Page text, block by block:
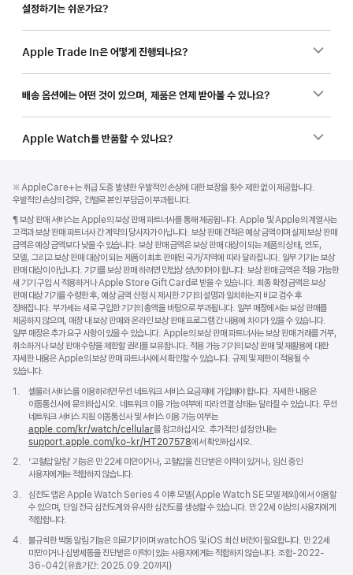
설정하기는 쉬운가요?
Apple Trade In은 어떻게 진행되나요?
배송 옵션에는 어떤 것이 있으며, 제품은 언제 받아볼 수 있나요?
Apple Watch를 반품할 수 있나요?
각주
※ AppleCare+는 취급 도중 발생한 우발적인 손상에 대한 보장을 횟수 제한 없이 제공합니다.
우발적인 손상의 경우, 건별로 본인 부담금이 부과됩니다.
각주
¶ 보상 판매 서비스는 Apple의 보상 판매 파트너사를 통해 제공됩니다. Apple 및 Apple의 계열사는
고객과 보상 판매 파트너사 간 계약의 당사자가 아닙니다. 보상 판매 견적은 예상 금액이며 실제 보상 판매
금액은 예상 금액보다 낮을 수 있습니다. 보상 판매 금액은 보상 판매 대상이 되는 제품의 상태, 연도,
모델, 그리고 보상 판매 대상이 되는 제품이 최초 판매된 국가/지역에 따라 달라집니다. 일부 기기는 보상
판매 대상이 아닙니다. 기기를 보상 판매 하려면 민법상 성년이어야 합니다. 보상 판매 금액은 적용 가능한
새 기기 구입 시 적용하거나 Apple Store Gift Card로 받을 수 있습니다. 최종 확정 금액은 보상
판매 대상 기기를 수령한 후, 예상 금액 산정 시 제시한 기기의 설명과 일치하는지 비교 검수 후
정해집니다. 부가세는 새로 구입한 기기의 총액을 바탕으로 부과됩니다. 일부 매장에서는 보상 판매를
제공하지 않으며, 매장 내 보상 판매와 온라인 보상 판매 프로그램 간 내용에 차이가 있을 수 있습니다.
일부 매장은 추가 요구 사항이 있을 수 있습니다. Apple의 보상 판매 파트너사는 보상 판매 거래를 거부,
취소하거나 보상 판매 수량을 제한할 권리를 보유합니다. 적용 가능 기기의 보상 판매 및 재활용에 대한
자세한 내용은 Apple의 보상 판매 파트너사에서 확인할 수 있습니다. 규제 및 제한이 적용될 수
있습니다.
각주
1.
셀룰러 서비스를 이용하려면 무선 네트워크 서비스 요금제에 가입해야 합니다. 자세한 내용은
이동통신사에 문의하십시오. 네트워크 이용 가능 여부에 따라 연결 상태는 달라질 수 있습니다. 무선
네트워크 서비스 지원 이동통신사 및 서비스 이용 가능 여부는
apple.com/kr/watch/cellular를 참고하십시오. 추가적인 설정 안내는
support.apple.com/ko-kr/HT207578(새
열림)
에서 확인하십시오.
각주
2.
‘고혈압 알림’ 기능은 만 22세 미만이거나, 고혈압을 진단받은 이력이 있거나, 임신 중인
사용자에게는 적합하지 않습니다.
각주
3.
심전도 앱은 Apple Watch Series 4 이후 모델(Apple Watch SE 모델 제외)에서 이용할
수 있으며, 단일 전극 심전도계와 유사한 심전도를 생성할 수 있습니다. 만 22세 이상의 사용자에게
적합합니다.
각주
4.
불규칙한 박동 알림 기능은 의료기기이며 watchOS 및 iOS 최신 버전이 필요합니다. 만 22세
미만이거나 심방세동을 진단받은 이력이 있는 사용자에게는 적합하지 않습니다. 조합-2022-
36-042(유효기간: 2025.09.20까지)